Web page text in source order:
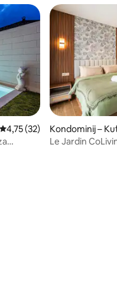
Prosječna ocjena: 4,75/5,
4,75 (32)
Kondominij –
Le Jardin